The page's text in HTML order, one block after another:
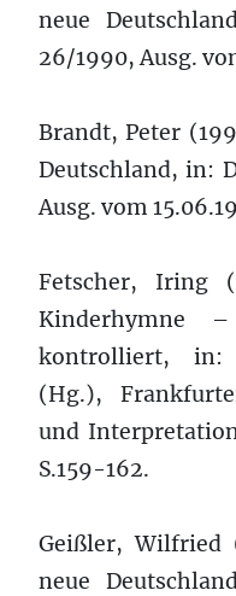
neue
26/1990, Ausg.
Brandt, Peter
Deutschland, in:
Ausg. vom
Fetscher, Iring
Kinderhymne
kontrolliert, in:
(Hg.),
und
S.159-162.
Geißler, Wilfried
neue